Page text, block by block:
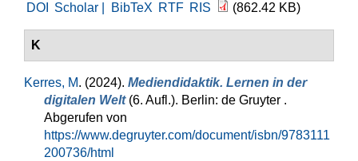
DOI
Scholar | BibTeX RTF RIS (862.42 KB)
K
Kerres, M. (2024). Mediendidaktik. Lernen in der
digitalen Welt(6. Aufl.). Berlin: de Gruyter .
Abgerufen von
https://www.degruyter.com/document/isbn/9783111
200736/html